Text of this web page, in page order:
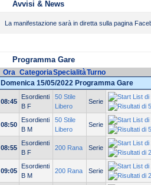
Avvisi & News
La manifestazione sarà in diretta sulla pagina
Programma Gare
Ora CategoriaSpecialitàTurno
Domenica 15/05/2022 Programma Gare
08:45
Esordienti
B F
50 Stile
Libero
Serie
08:50
Esordienti
B M
50 Stile
Libero
Serie
08:55
Esordienti
B F
200 Rana Serie
09:05
Esordienti
B M
200 Rana Serie